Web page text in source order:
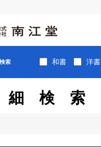
索 和書 洋書
細検索